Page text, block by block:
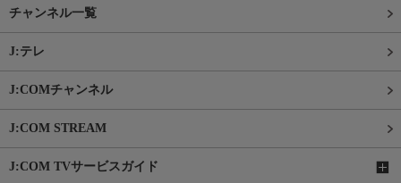
チャンネル一覧
J:テレ
J:COMチャンネル
J:COM STREAM
J:COM TVサービスガイド